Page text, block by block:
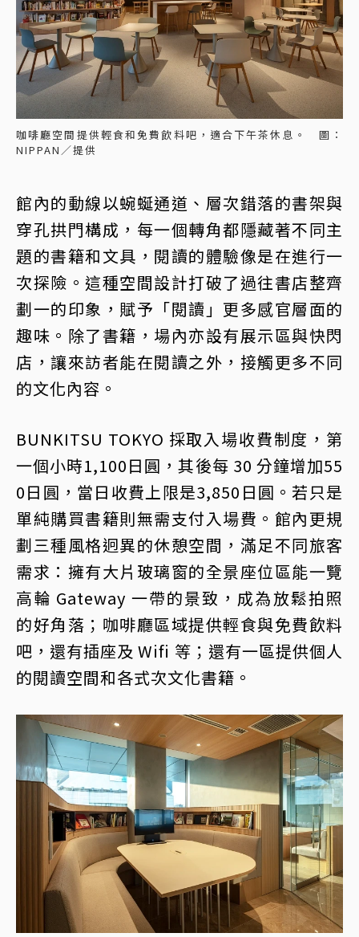
咖啡廳空間提供輕食和免費飲料吧，適合下午茶休息。 圖：
NIPPAN／提供
館內的動線以蜿蜒通道、層次錯落的書架與
穿孔拱門構成，每一個轉角都隱藏著不同主
題的書籍和文具，閱讀的體驗像是在進行一
次探險。這種空間設計打破了過往書店整齊
劃一的印象，賦予「閱讀」更多感官層面的
趣味。除了書籍，場內亦設有展示區與快閃
店，讓來訪者能在閱讀之外，接觸更多不同
的文化內容。
BUNKITSU TOKYO 採取入場收費制度，第
一個小時1,100日圓，其後每 30 分鐘增加55
0日圓，當日收費上限是3,850日圓。若只是
單純購買書籍則無需支付入場費。館內更規
劃三種風格迥異的休憩空間，滿足不同旅客
需求：擁有大片玻璃窗的全景座位區能一覽
高輪 Gateway 一帶的景致，成為放鬆拍照
的好角落；咖啡廳區域提供輕食與免費飲料
吧，還有插座及 Wifi 等；還有一區提供個人
的閱讀空間和各式次文化書籍。